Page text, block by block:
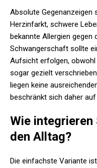
Absolute Gegenanzeigen
Herzinfarkt, schwere
bekannte Allergien gegen
Schwangerschaft sollte
Aufsicht erfolgen, obwohl
sogar gezielt
liegen keine
beschränkt sich daher auf
Wie integrieren
den Alltag?
Die einfachste Variante